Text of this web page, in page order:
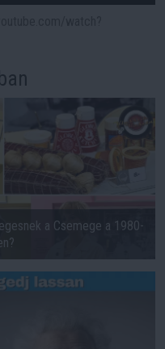
a Csemege a 1980-